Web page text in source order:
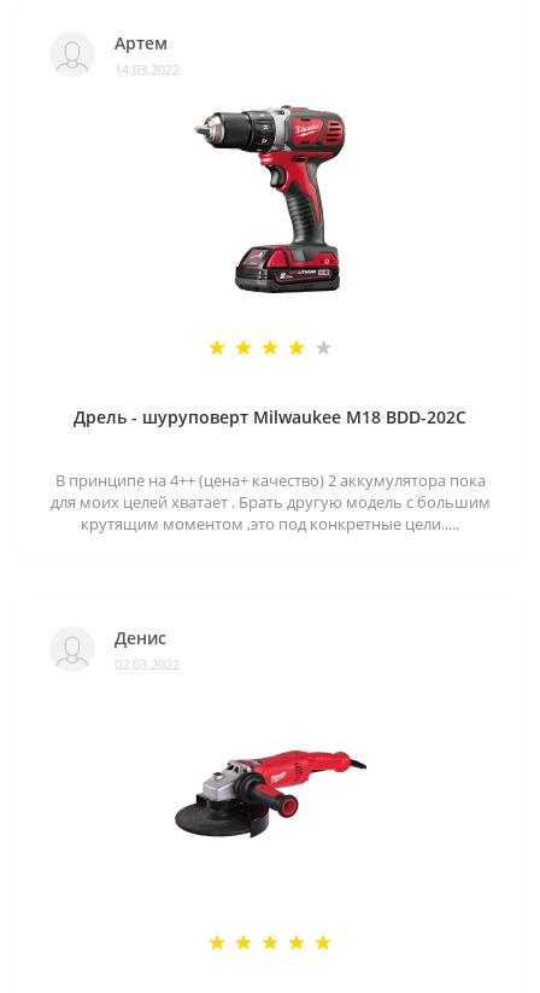
Артем
14.03.2022
Дрель - шуруповерт Milwaukee M18 BDD-202C
В принципе на 4++ (цена+ качество) 2 аккумулятора пока
для моих целей хватает . Брать другую модель с большим
крутящим моментом ,это под конкретные цели.....
Денис
02.03.2022